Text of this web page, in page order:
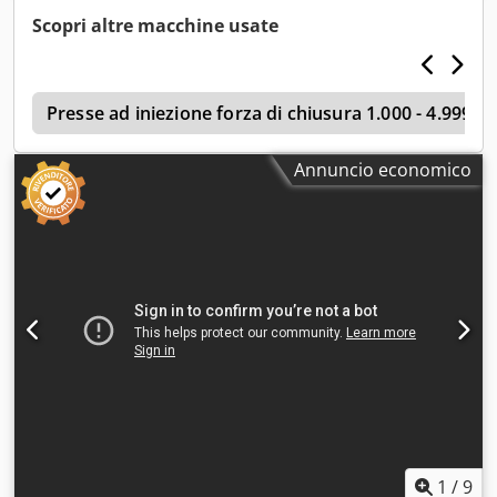
Scopri altre macchine usate
Presse ad iniezione forza di chiusura 1.000 - 4.999
Annuncio economico
1 /9